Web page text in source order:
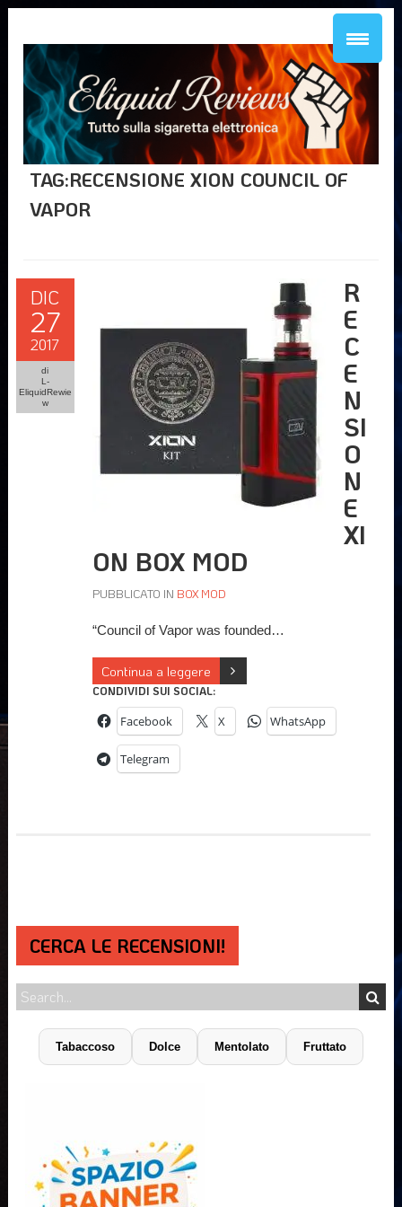
TAG:RECENSIONE XION COUNCIL OF
VAPOR
DIC
27
2017
di
L-
EliquidRewie
w
R
E
C
E
N
SI
O
N
E
XI
ON BOX MOD
PUBBLICATO IN BOX MOD
“Council of Vapor was founded…
Continua a leggere
CONDIVIDI SUI SOCIAL:
Facebook X WhatsApp
Telegram
CERCA LE RECENSIONI!
Tabaccoso Dolce Mentolato Fruttato